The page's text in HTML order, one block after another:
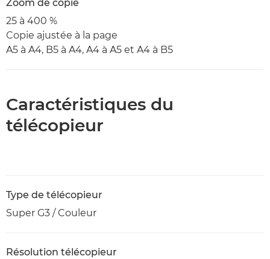
Zoom de copie
25 à 400 %
Copie ajustée à la page
A5 à A4, B5 à A4, A4 à A5 et A4 à B5
Caractéristiques du
télécopieur
Type de télécopieur
Super G3 / Couleur
Résolution télécopieur